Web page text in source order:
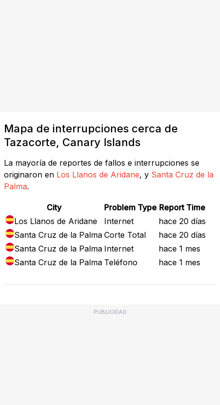
Mapa de interrupciones cerca de
Tazacorte, Canary Islands
La mayoría de reportes de fallos e interrupciones se
originaron en Los Llanos de Aridane, y Santa Cruz de la
Palma.
City Problem Type Report Time
Los Llanos de Aridane
Internet
hace 20 días
Santa Cruz de la Palma Corte Total
hace 20 días
Santa Cruz de la Palma Internet
hace 1 mes
Santa Cruz de la Palma Teléfono hace 1 mes
PUBLICIDAD